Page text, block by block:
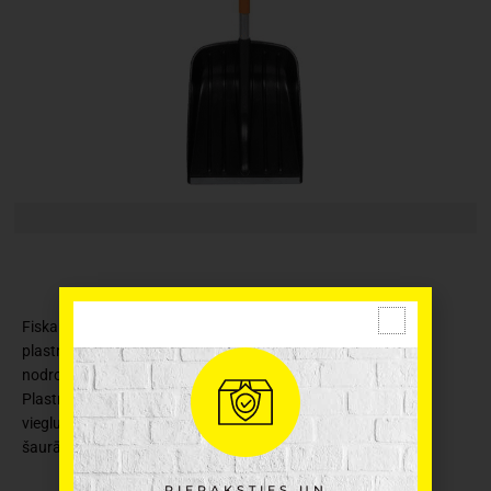
Fiskars SnowXpert lāpstai ir viegls alumīnija kāts un oranžs
plastmasas pārklājums. Ergonomiski izstrādātais rokturis
nodrošina ērtu un stabilu satvērienu, pat ar bieziem cimdiem.
Plastmasas liekšķere ir viegla, taču stingra, lai pārvietotu gan
vieglu, gan smagu sniegu pagalmos, ap automašīnām un
šaurākās vietās.